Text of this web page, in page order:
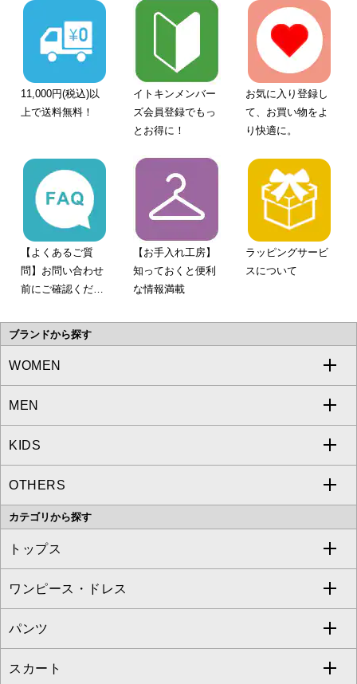
11,000円(税込)以
上で送料無料！
イトキンメンバー
ズ会員登録でもっ
とお得に！
お気に入り登録し
て、お買い物をよ
り快適に。
【よくあるご質
問】お問い合わせ
前にご確認くださ
【お手入れ工房】
知っておくと便利
な情報満載
ラッピングサービ
スについて
ブランドから探す
WOMEN
a.v.v
MICHEL KLEIN
MK MICHEL KLEIN
OFUON le MK
MEN
a.v.v
MICHEL KLEIN HOMME
MK MICHEL KLEIN HOMME
KIDS
a.v.v
OTHERS
MK MICHEL KLEIN BAG
カテゴリから探す
トップス
すべてのトップス
カットソー・Tシャツ
ブラウス・シャツ
ワンピース・ドレス
すべてのワンピース・ドレス
ワンピース
パンツ
すべてのパンツ
スカート